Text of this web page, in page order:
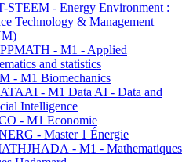
STEEM - Energy Environment :
Technology & Management
- M1 - Applied
and statistics
- M1 Biomechanics
- M1 Data AI - Data and
Intelligence
- M1 Economie
- Master 1 Énergie
- M1 - Mathematiques